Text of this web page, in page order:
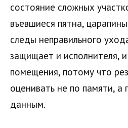
состояние сложных
въевшиеся пятна,
следы неправильного
защищает и исполнителя,
помещения, потому что
оценивать не по памяти, а
данным.